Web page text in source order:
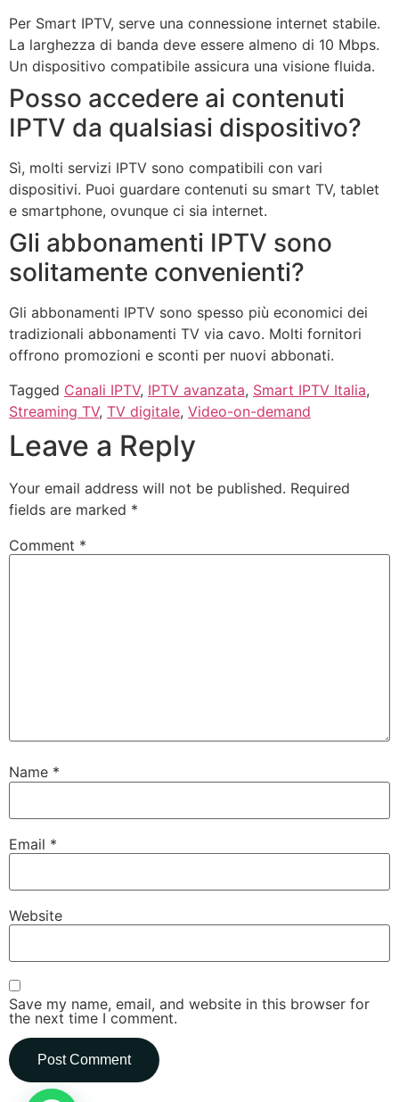
Per Smart IPTV, serve una connessione internet stabile.
La larghezza di banda deve essere almeno di 10 Mbps.
Un dispositivo compatibile assicura una visione fluida.
Posso accedere ai contenuti
IPTV da qualsiasi dispositivo?
Sì, molti servizi IPTV sono compatibili con vari
dispositivi. Puoi guardare contenuti su smart TV, tablet
e smartphone, ovunque ci sia internet.
Gli abbonamenti IPTV sono
solitamente convenienti?
Gli abbonamenti IPTV sono spesso più economici dei
tradizionali abbonamenti TV via cavo. Molti fornitori
offrono promozioni e sconti per nuovi abbonati.
Tagged Canali IPTV, IPTV avanzata, Smart IPTV Italia,
Streaming TV, TV digitale, Video-on-demand
Leave a Reply
Your email address will not be published. Required
fields are marked *
Comment *
Name *
Email *
Website
Save my name, email, and website in this browser for
the next time I comment.